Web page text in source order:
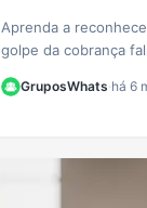
Aprenda a
golpe da cobrança
seus dados e evitar
GruposWhats·há 6